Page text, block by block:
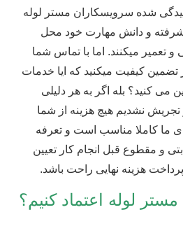
شده سرویسکاران مستر لوله
و دانش مهارت خود محل
تعمیر میکنند. اما با تماس شما
کیفیت میکنید که ایا خدمات
می کنید؟ بله اگر به هر دلیلی
تجریش نشدیم هیچ هزینه از شما
ما کاملا مناسب است و تعرفه
و مقطوع قبل انجام کار تعیین
هزینه نهایی راحت باشد.
لوله اعتماد کنیم؟